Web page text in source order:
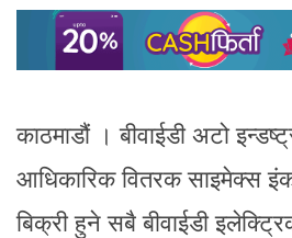
काठमाडौं । बीवाईडी अटो
आधिकारिक वितरक साइमेक्स
बिक्री हुने सबै बीवाईडी